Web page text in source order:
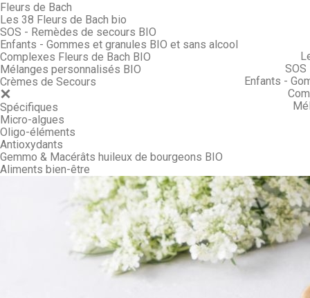
Fleurs de Bach
Les 38 Fleurs de Bach bio
SOS - Remèdes de secours BIO
Enfants - Gommes et granules BIO et sans alcool
Complexes Fleurs de Bach BIO
Mélanges personnalisés BIO
Crèmes de Secours
Spécifiques
Micro-algues
Oligo-éléments
Antioxydants
Gemmo & Macérâts huileux de bourgeons BIO
Aliments bien-être
Enfants -
Gemmo &